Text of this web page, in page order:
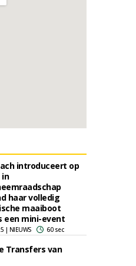
introduceert op
in
haar volledig
maaiboot
een mini-event
| NIEUWS 60 sec
Transfers van